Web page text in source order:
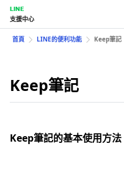
LINE
支援中心
首頁 LINE的便利功能 Keep筆記
Keep筆記
Keep筆記的基本使用方法